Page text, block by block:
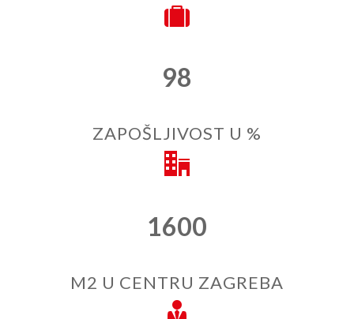
98
ZAPOŠLJIVOST U %
1600
M2 U CENTRU ZAGREBA